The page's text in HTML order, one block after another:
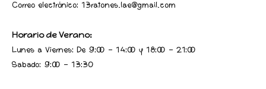
Correo electrónico: 13ratones.lae@gmail.com
Horario de Verano:
Lunes a Viernes: De 9:00 - 14:00 y 18:00 - 21:00
Sabado: 9:00 - 13:30